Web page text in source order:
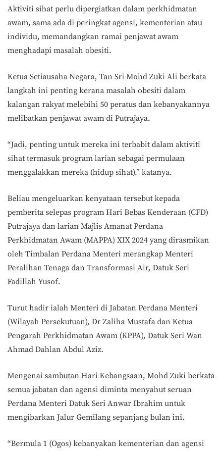
Aktiviti sihat perlu dipergiatkan dalam perkhidmatan
awam, sama ada di peringkat agensi, kementerian atau
individu, memandangkan ramai penjawat awam
menghadapi masalah obesiti.
Ketua Setiausaha Negara, Tan Sri Mohd Zuki Ali berkata
langkah ini penting kerana masalah obesiti dalam
kalangan rakyat melebihi 50 peratus dan kebanyakannya
melibatkan penjawat awam di Putrajaya.
“Jadi, penting untuk mereka ini terbabit dalam aktiviti
sihat termasuk program larian sebagai permulaan
menggalakkan mereka (hidup sihat),” katanya.
Beliau mengeluarkan kenyataan tersebut kepada
pemberita selepas program Hari Bebas Kenderaan (CFD)
Putrajaya dan larian Majlis Amanat Perdana
Perkhidmatan Awam (MAPPA) XIX 2024 yang dirasmikan
oleh Timbalan Perdana Menteri merangkap Menteri
Peralihan Tenaga dan Transformasi Air, Datuk Seri
Fadillah Yusof.
Turut hadir ialah Menteri di Jabatan Perdana Menteri
(Wilayah Persekutuan), Dr Zaliha Mustafa dan Ketua
Pengarah Perkhidmatan Awam (KPPA), Datuk Seri Wan
Ahmad Dahlan Abdul Aziz.
Mengenai sambutan Hari Kebangsaan, Mohd Zuki berkata
semua jabatan dan agensi diminta menyahut seruan
Perdana Menteri Datuk Seri Anwar Ibrahim untuk
mengibarkan Jalur Gemilang sepanjang bulan ini.
“Bermula 1 (Ogos) kebanyakan kementerian dan agensi